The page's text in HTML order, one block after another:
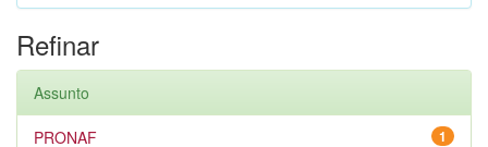
Refinar
Assunto
1
PRONAF